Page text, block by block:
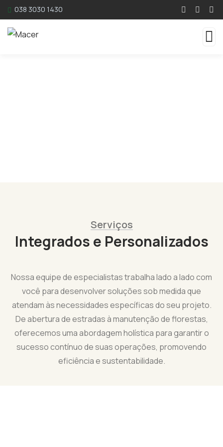
038 3030 1430
Serviços
Integrados e Personalizados
Nossa equipe de especialistas trabalha lado a lado com
você para desenvolver soluções sob medida que
atendam às necessidades específicas do seu projeto.
De abertura de estradas à manutenção de florestas,
oferecemos uma abordagem holística para garantir o
sucesso contínuo de suas operações, promovendo
eficiência e sustentabilidade.